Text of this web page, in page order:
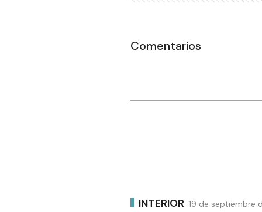
Comentarios
INTERIOR 19 de septiembre